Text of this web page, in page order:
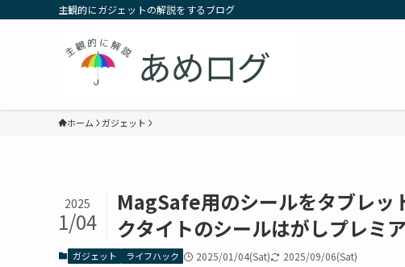
主観的にガジェットの解説をするブログ
ホーム ガジェット
MagSafe用のシールをタブレッ
クタイトのシールはがしプレミア
2025
1/04
ガジェット ライフハック 2025/01/04(Sat) 2025/09/06(Sat)